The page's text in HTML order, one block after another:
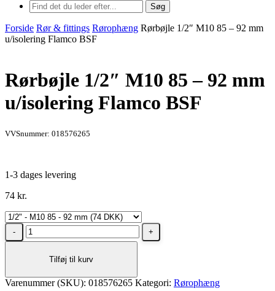
Søg
Forside Rør & fittings Rørophæng Rørbøjle 1/2″ M10 85 – 92 mm
u/isolering Flamco BSF
Rørbøjle 1/2″ M10 85 – 92 mm
u/isolering Flamco BSF
VVSnummer: 018576265
1-3 dages levering
74 kr.
Rørbøjle
1/2"
92
Tilføj til kurv
Varenummer (SKU): 018576265 Kategori: Rørophæng